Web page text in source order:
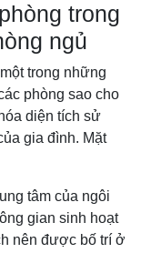
trong
ngủ
trong những
phòng sao cho
diện tích sử
gia đình. Mặt
tâm của ngôi
gian sinh hoạt
nên được bố trí ở